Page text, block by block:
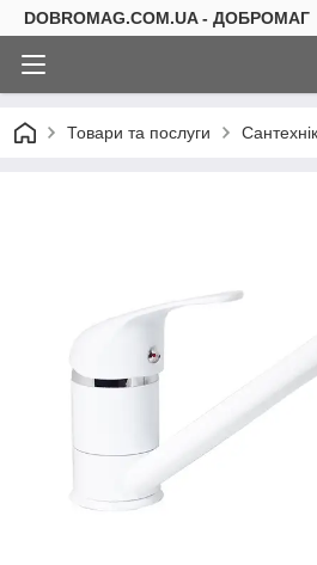
DOBROMAG.COM.UA - ДОБРОМАГ
Товари та послуги